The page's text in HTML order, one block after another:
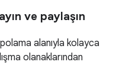
ve paylaşın
alanıyla kolayca
olanaklarından